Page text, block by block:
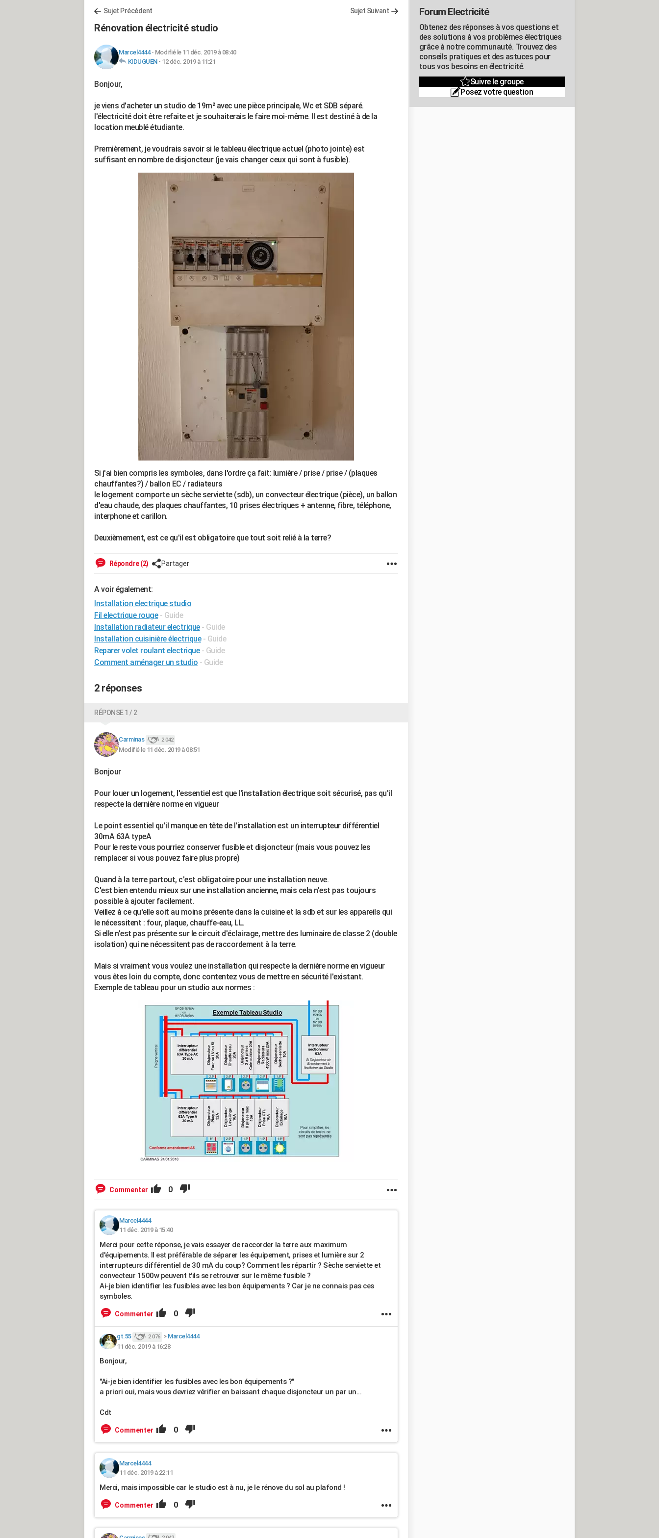
Sujet Précédent Sujet Suivant
Rénovation électricité studio
Marcel4444- Modifié le 11 déc. 2019 à 08:40
KIDUGUEN- 12 déc. 2019 à 11:21
Bonjour,
je viens d'acheter un studio de 19m² avec une pièce principale, Wc et SDB séparé.
l'électricité doit être refaite et je souhaiterais le faire moi-même. Il est destiné à de la
location meublé étudiante.
Premièrement, je voudrais savoir si le tableau électrique actuel (photo jointe) est
suffisant en nombre de disjoncteur (je vais changer ceux qui sont à fusible).
Si j'ai bien compris les symboles, dans l'ordre ça fait: lumière / prise / prise / (plaques
chauffantes?) / ballon EC / radiateurs
le logement comporte un sèche serviette (sdb), un convecteur électrique (pièce), un ballon
d'eau chaude, des plaques chauffantes, 10 prises électriques + antenne, fibre, téléphone,
interphone et carillon.
Deuxièmement, est ce qu'il est obligatoire que tout soit relié à la terre?
Répondre (2) Partager
A voir également:
Installation electrique studio
Fil electrique rouge - Guide
Installation radiateur electrique - Guide
Installation cuisinière électrique - Guide
Reparer volet roulant electrique - Guide
Comment aménager un studio - Guide
2 réponses
RÉPONSE 1 / 2
Carminas 2 042
Modifié le 11 déc. 2019 à 08:51
Bonjour
Pour louer un logement, l'essentiel est que l'installation électrique soit sécurisé, pas qu'il
respecte la dernière norme en vigueur
Le point essentiel qu'il manque en tête de l'installation est un interrupteur différentiel
30mA 63A typeA
Pour le reste vous pourriez conserver fusible et disjoncteur (mais vous pouvez les
remplacer si vous pouvez faire plus propre)
Quand à la terre partout, c'est obligatoire pour une installation neuve.
C'est bien entendu mieux sur une installation ancienne, mais cela n'est pas toujours
possible à ajouter facilement.
Veillez à ce qu'elle soit au moins présente dans la cuisine et la sdb et sur les appareils qui
le nécessitent : four, plaque, chauffe-eau, LL.
Si elle n'est pas présente sur le circuit d'éclairage, mettre des luminaire de classe 2 (double
isolation) qui ne nécessitent pas de raccordement à la terre.
Mais si vraiment vous voulez une installation qui respecte la dernière norme en vigueur
vous êtes loin du compte, donc contentez vous de mettre en sécurité l'existant.
Exemple de tableau pour un studio aux normes :
Commenter 0
Marcel4444
11 déc. 2019 à 15:40
Merci pour cette réponse, je vais essayer de raccorder la terre aux maximum
d'équipements. Il est préférable de séparer les équipement, prises et lumière sur 2
interrupteurs différentiel de 30 mA du coup? Comment les répartir ? Sèche serviette et
convecteur 1500w peuvent t'ils se retrouver sur le même fusible ?
Ai-je bien identifier les fusibles avec les bon équipements ? Car je ne connais pas ces
symboles.
Commenter 0
gt.55 2 076 > Marcel4444
11 déc. 2019 à 16:28
Bonjour,
"Ai-je bien identifier les fusibles avec les bon équipements ?"
a priori oui, mais vous devriez vérifier en baissant chaque disjoncteur un par un...
Cdt
Commenter 0
Marcel4444
11 déc. 2019 à 22:11
Merci, mais impossible car le studio est à nu, je le rénove du sol au plafond !
Commenter 0
Forum Electricité
Obtenez des réponses à vos questions et
des solutions à vos problèmes électriques
grâce à notre communauté. Trouvez des
conseils pratiques et des astuces pour
tous vos besoins en électricité.
Suivre le groupe
Posez votre question